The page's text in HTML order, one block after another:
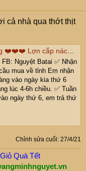
cả nhà qua thớt thịt
Lợn cắp nách ✅✅✅
Nguyệt Batai ✅ Nhận
mua về tỉnh Em nhận
vào ngày kia thứ 6
lúc 4-6h chiều. ✅ Tuần
ngày thứ 6, em trả thứ
Chỉnh sửa cuối: 27/4/21
Quà Tết